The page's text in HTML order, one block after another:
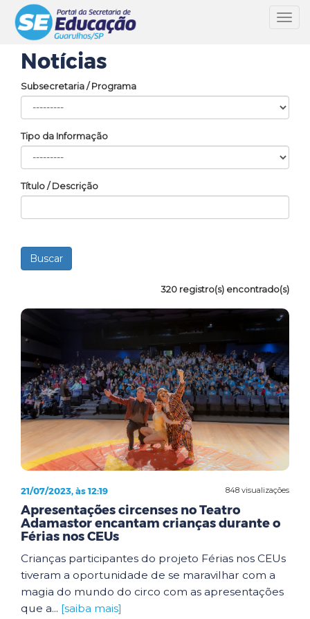
Notícias
Subsecretaria / Programa
Tipo da Informação
Título / Descrição
320 registro(s) encontrado(s)
848 visualizações
21/07/2023, às 12:19
Apresentações circenses no Teatro
Adamastor encantam crianças durante o
Férias nos CEUs
Crianças participantes do projeto Férias nos CEUs
tiveram a oportunidade de se maravilhar com a
magia do mundo do circo com as apresentações
que a... [saiba mais]